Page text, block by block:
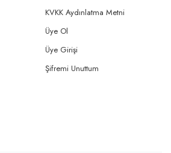
KVKK Aydınlatma Metni
Üye Ol
Üye Girişi
Şifremi Unuttum